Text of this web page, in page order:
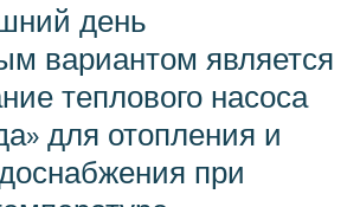
день
вариантом является
теплового насоса
для отопления и
при